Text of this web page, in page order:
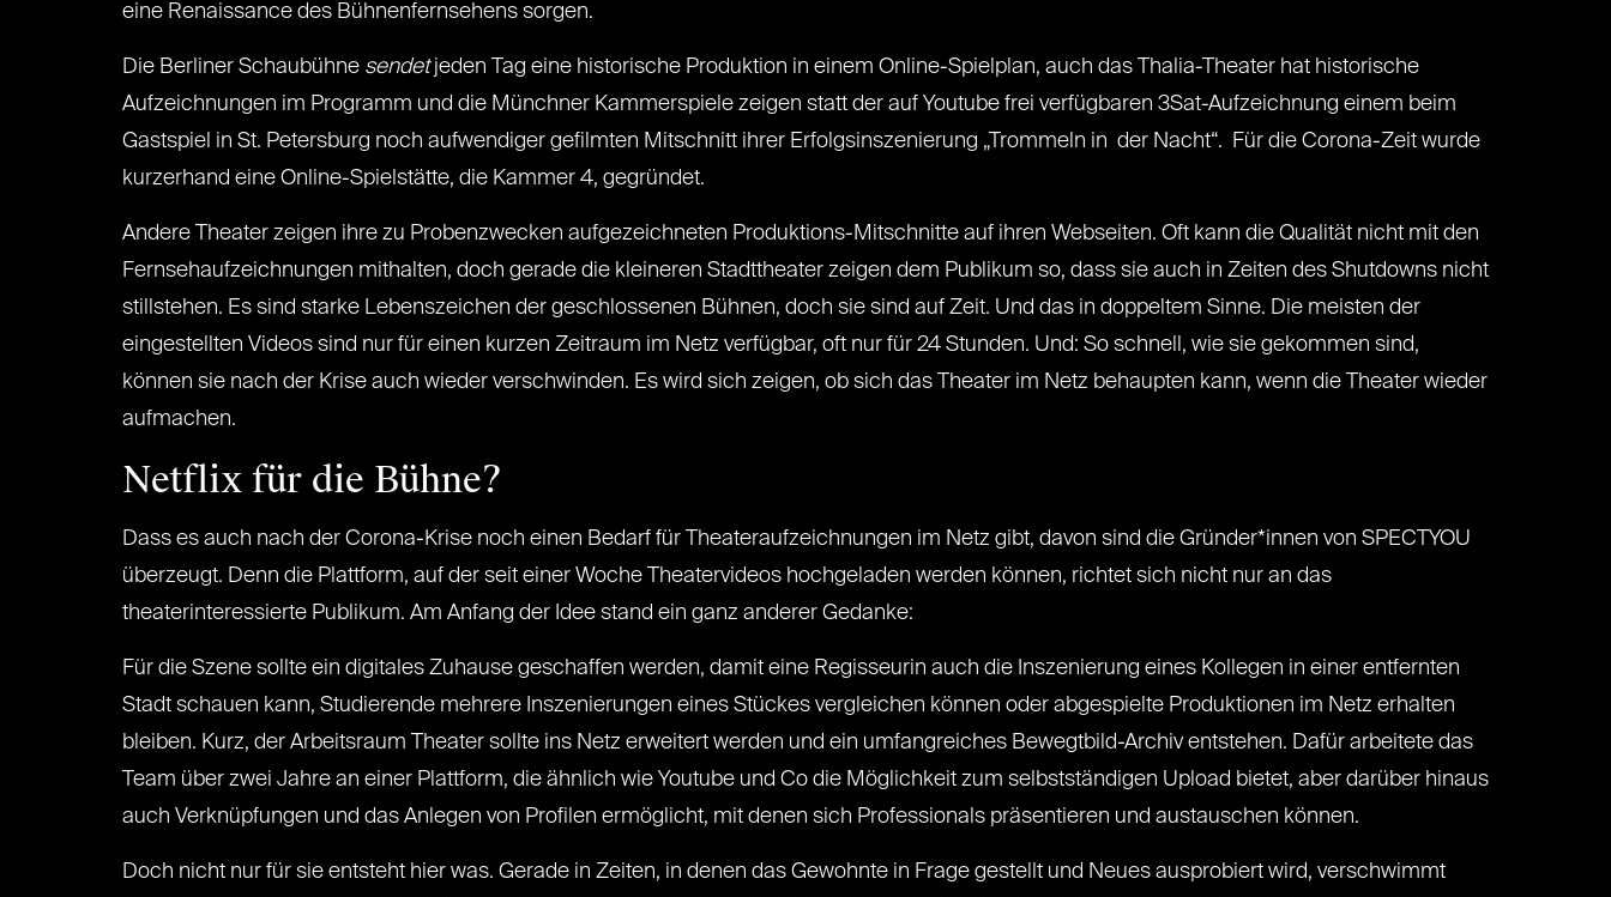
eine Renaissance des Bühnenfernsehens sorgen.
Die Berliner Schaubühne sendetjeden Tag eine historische Produktion in einem Online-Spielplan, auch das Thalia-Theater hat historische
Aufzeichnungen im Programm und die Münchner Kammerspiele zeigen statt der auf Youtube frei verfügbaren 3Sat-Aufzeichnung einem beim
Gastspiel in St. Petersburg noch aufwendiger gefilmten Mitschnitt ihrer Erfolgsinszenierung „Trommeln in der Nacht“. Für die Corona-Zeit wurde
kurzerhand eine Online-Spielstätte, die Kammer 4, gegründet.
Andere Theater zeigen ihre zu Probenzwecken aufgezeichneten Produktions-Mitschnitte auf ihren Webseiten. Oft kann die Qualität nicht mit den
Fernsehaufzeichnungen mithalten, doch gerade die kleineren Stadttheater zeigen dem Publikum so, dass sie auch in Zeiten des Shutdowns nicht
stillstehen. Es sind starke Lebenszeichen der geschlossenen Bühnen, doch sie sind auf Zeit. Und das in doppeltem Sinne. Die meisten der
eingestellten Videos sind nur für einen kurzen Zeitraum im Netz verfügbar, oft nur für 24 Stunden. Und: So schnell, wie sie gekommen sind,
können sie nach der Krise auch wieder verschwinden. Es wird sich zeigen, ob sich das Theater im Netz behaupten kann, wenn die Theater wieder
aufmachen.
Netflix für die Bühne?
Dass es auch nach der Corona-Krise noch einen Bedarf für Theateraufzeichnungen im Netz gibt, davon sind die Gründer*innen von SPECTYOU
überzeugt. Denn die Plattform, auf der seit einer Woche Theatervideos hochgeladen werden können, richtet sich nicht nur an das
theaterinteressierte Publikum. Am Anfang der Idee stand ein ganz anderer Gedanke:
Für die Szene sollte ein digitales Zuhause geschaffen werden, damit eine Regisseurin auch die Inszenierung eines Kollegen in einer entfernten
Stadt schauen kann, Studierende mehrere Inszenierungen eines Stückes vergleichen können oder abgespielte Produktionen im Netz erhalten
bleiben. Kurz, der Arbeitsraum Theater sollte ins Netz erweitert werden und ein umfangreiches Bewegtbild-Archiv entstehen. Dafür arbeitete das
Team über zwei Jahre an einer Plattform, die ähnlich wie Youtube und Co die Möglichkeit zum selbstständigen Upload bietet, aber darüber hinaus
auch Verknüpfungen und das Anlegen von Profilen ermöglicht, mit denen sich Professionals präsentieren und austauschen können.
Doch nicht nur für sie entsteht hier was. Gerade in Zeiten, in denen das Gewohnte in Frage gestellt und Neues ausprobiert wird, verschwimmt